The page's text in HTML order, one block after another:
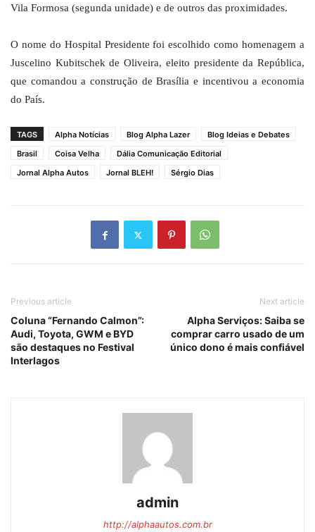
Vila Formosa (segunda unidade) e de outros das proximidades.
O nome do Hospital Presidente foi escolhido como homenagem a
Juscelino Kubitschek de Oliveira, eleito presidente da República,
que comandou a construção de Brasília e incentivou a economia
do País.
TAGS Alpha Notícias Blog Alpha Lazer
Blog Ideias e Debates
Brasil
Coisa Velha
Dália Comunicação Editorial
Jornal Alpha Autos
Jornal BLEH! Sérgio Dias
Previous article
Coluna “Fernando Calmon”:
Audi, Toyota, GWM e BYD
são destaques no Festival
Interlagos
Next article
Alpha Serviços: Saiba se
comprar carro usado de um
único dono é mais confiável
admin
http://alphaautos.com.br